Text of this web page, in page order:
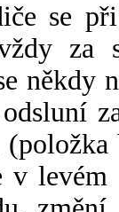
se
za
někdy
v